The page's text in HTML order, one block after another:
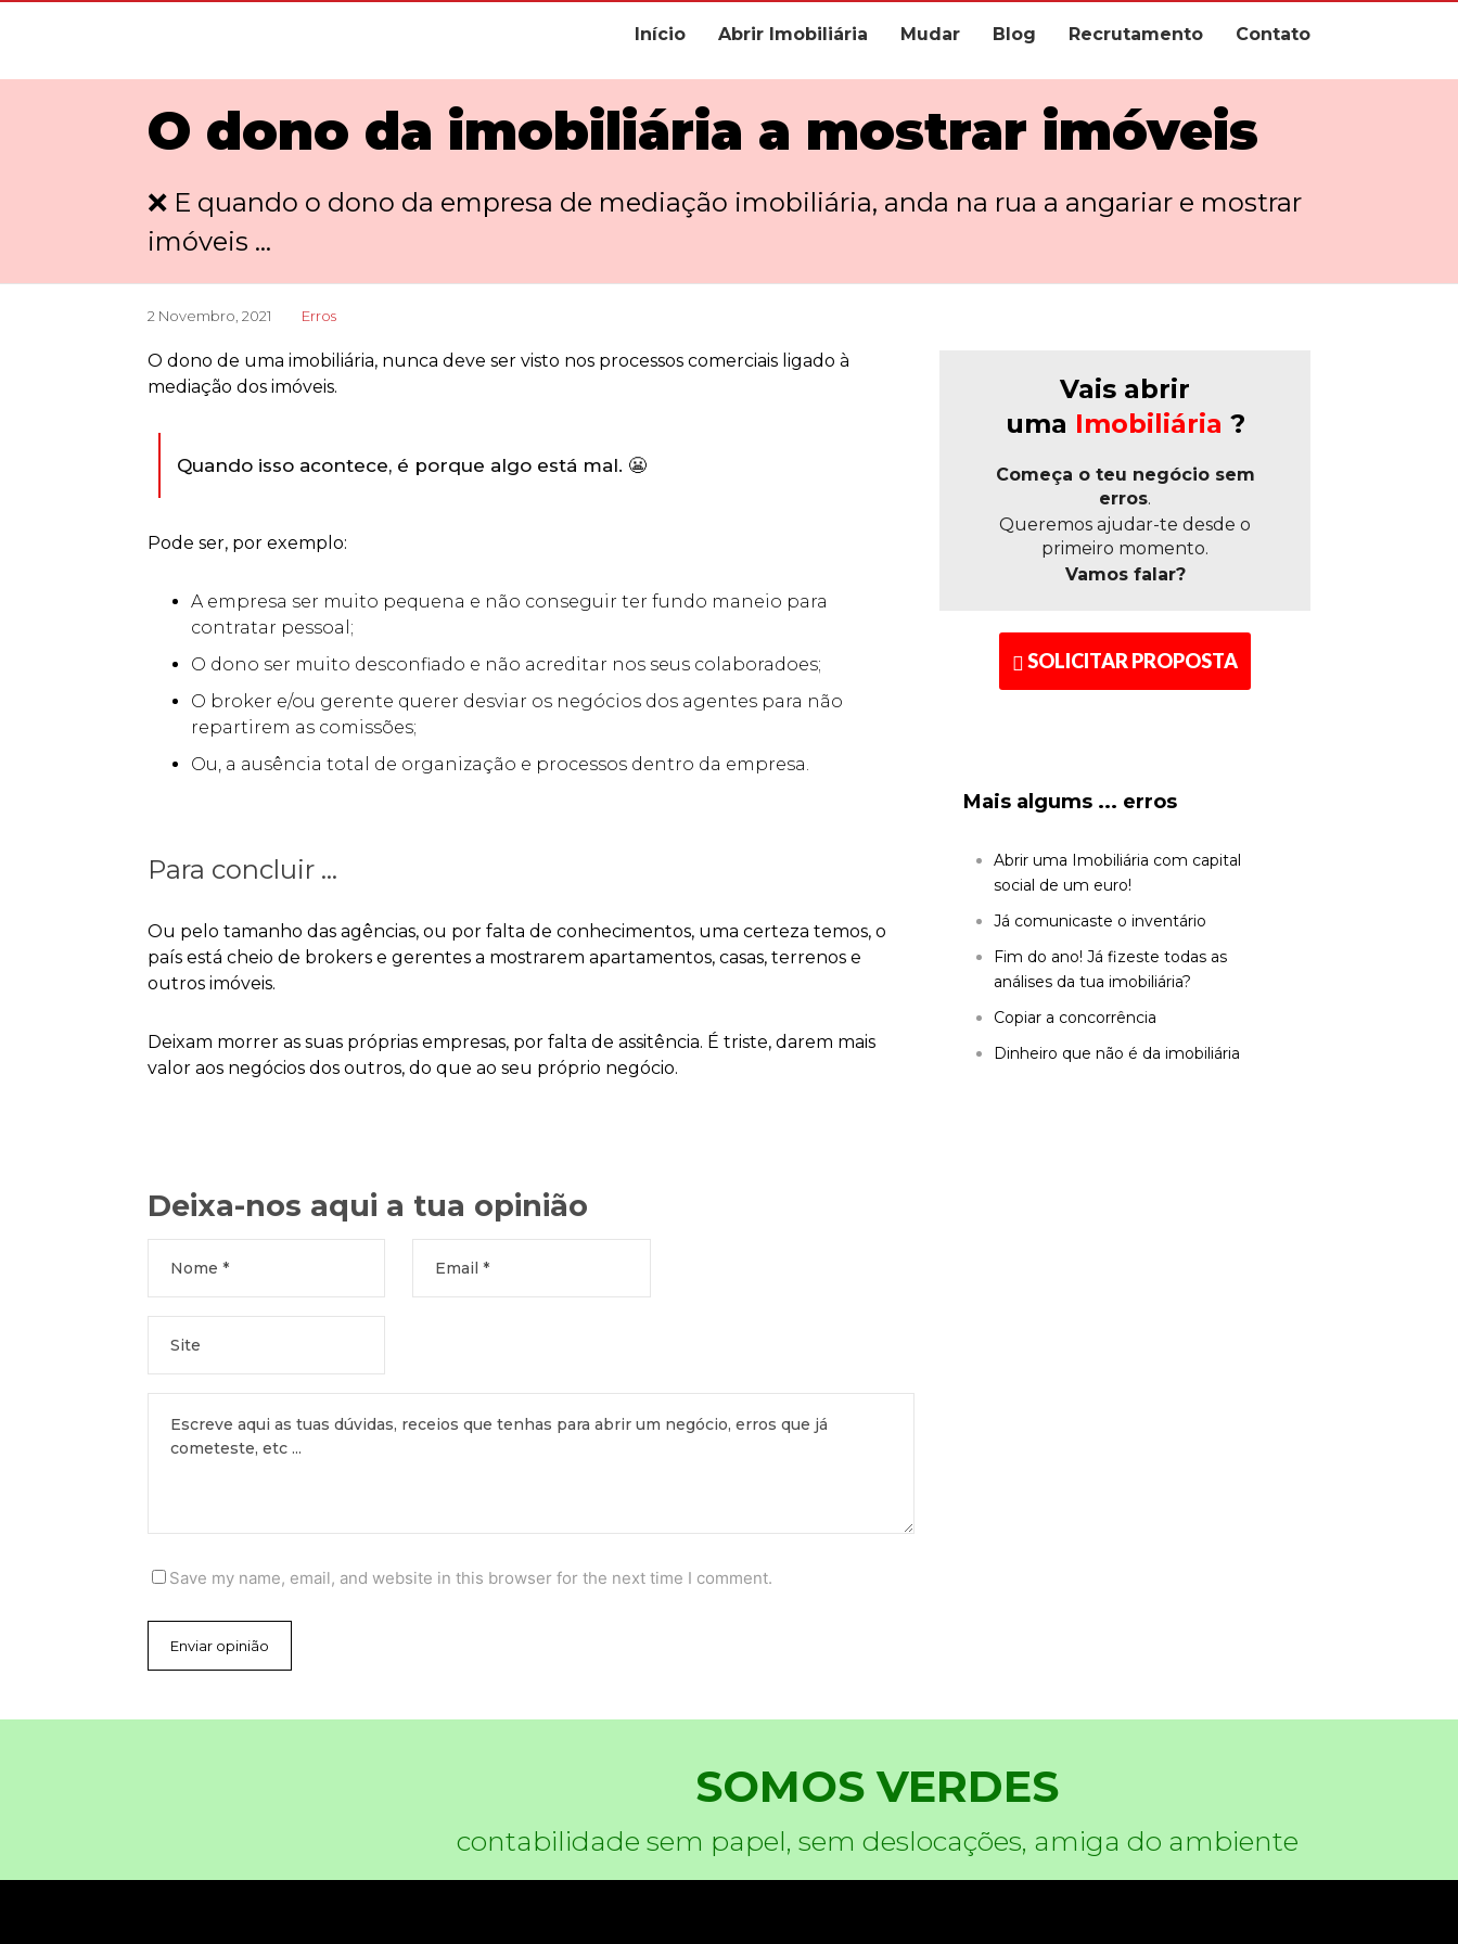
Início Abrir Imobiliária Mudar Blog Recrutamento Contato
O dono da imobiliária a mostrar imóveis
❌ E quando o dono da empresa de mediação imobiliária, anda na rua a angariar e mostrar
imóveis ...
2 Novembro, 2021 Erros
O dono de uma imobiliária, nunca deve ser visto nos processos comerciais ligado à
mediação dos imóveis.
Quando isso acontece, é porque algo está mal. 😬
Pode ser, por exemplo:
A empresa ser muito pequena e não conseguir ter fundo maneio para
contratar pessoal;
O dono ser muito desconfiado e não acreditar nos seus colaboradoes;
O broker e/ou gerente querer desviar os negócios dos agentes para não
repartirem as comissões;
Ou, a ausência total de organização e processos dentro da empresa.
Para concluir ...
Ou pelo tamanho das agências, ou por falta de conhecimentos, uma certeza temos, o
país está cheio de brokers e gerentes a mostrarem apartamentos, casas, terrenos e
outros imóveis.
Deixam morrer as suas próprias empresas, por falta de assitência. É triste, darem mais
valor aos negócios dos outros, do que ao seu próprio negócio.
Deixa-nos aqui a tua opinião
Save my name, email, and website in this browser for the next time I comment.
Vais abrir
uma Imobiliária ?
Começa o teu negócio sem
erros.
Queremos ajudar-te desde o
primeiro momento.
Vamos falar?
SOLICITAR PROPOSTA
Mais algums ... erros
Abrir uma Imobiliária com capital
social de um euro!
Já comunicaste o inventário
Fim do ano! Já fizeste todas as
análises da tua imobiliária?
Copiar a concorrência
Dinheiro que não é da imobiliária
SOMOS VERDES
contabilidade sem papel, sem deslocações, amiga do ambiente